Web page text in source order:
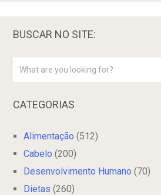
BUSCAR NO SITE:
CATEGORIAS
Alimentação (512)
Cabelo (200)
Desenvolvimento Humano (70)
Dietas (260)